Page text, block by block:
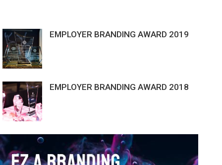
EMPLOYER BRANDING AWARD 2019
EMPLOYER BRANDING AWARD 2018